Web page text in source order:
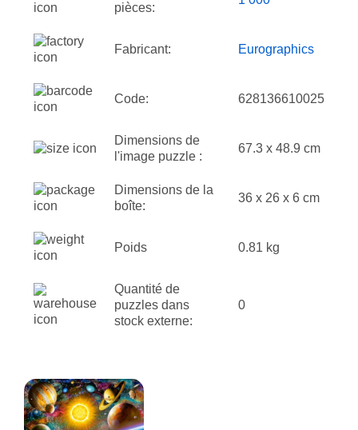
pièces:
Fabricant: Eurographics
Code: 628136610025
Dimensions de
l'image puzzle :
67.3 x 48.9 cm
Dimensions de la
boîte:
36 x 26 x 6 cm
Poids 0.81 kg
Quantité de
puzzles dans
stock externe:
0